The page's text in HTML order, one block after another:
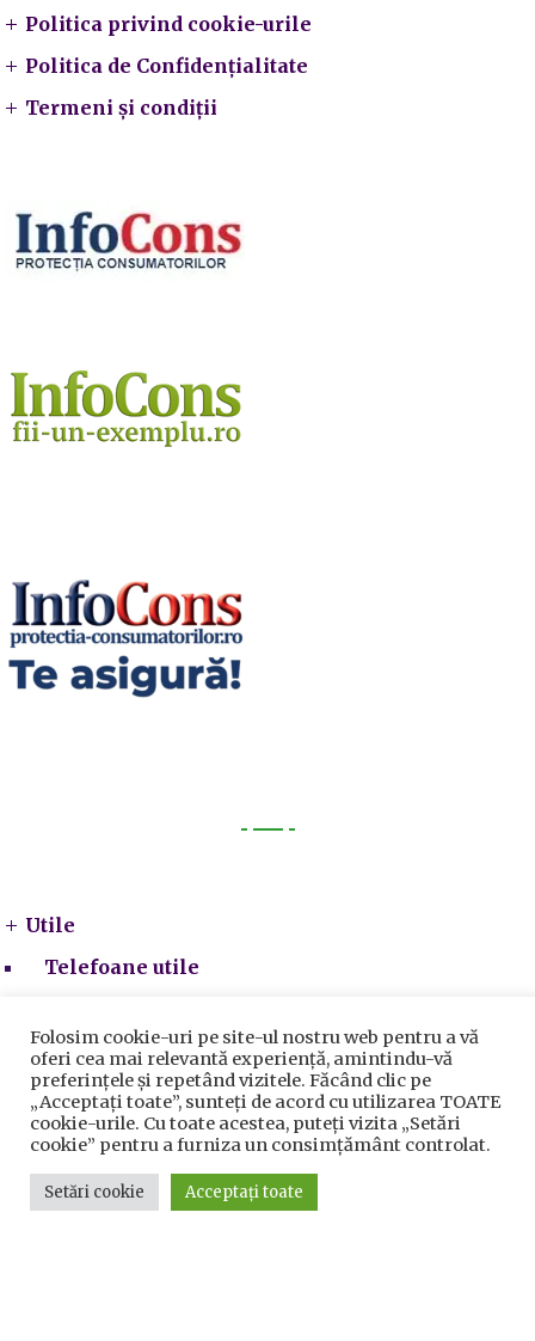
Politica privind cookie-urile
Politica de Confidențialitate
Termeni și condiții
Utile
Telefoane utile
Folosim cookie-uri pe site-ul nostru web pentru a vă
oferi cea mai relevantă experiență, amintindu-vă
preferințele și repetând vizitele. Făcând clic pe
„Acceptați toate”, sunteți de acord cu utilizarea TOATE
cookie-urile. Cu toate acestea, puteți vizita „Setări
cookie” pentru a furniza un consimțământ controlat.
Setări cookie Acceptați toate